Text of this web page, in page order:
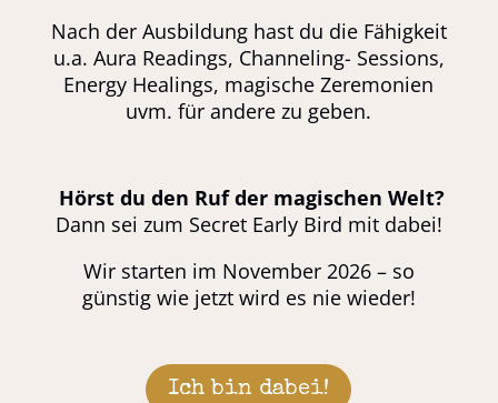
Nach der Ausbildung hast du die Fähigkeit
u.a. Aura Readings, Channeling- Sessions,
Energy Healings, magische Zeremonien
uvm. für andere zu geben.
Hörst du den Ruf der magischen Welt?
Dann sei zum Secret Early Bird mit dabei!
Wir starten im November 2026 – so
günstig wie jetzt wird es nie wieder!
Ich bin dabei!